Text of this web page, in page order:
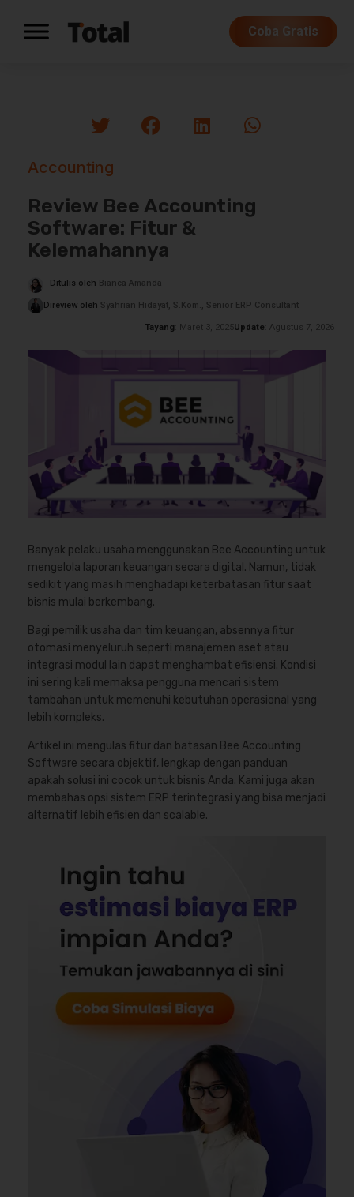
Coba Gratis
Accounting
Review Bee Accounting
Software: Fitur &
Kelemahannya
Ditulis oleh Bianca Amanda
Direview oleh Syahrian Hidayat, S.Kom., Senior ERP Consultant
Tayang : Maret 3, 2025Update : Agustus 7, 2026
Banyak pelaku usaha menggunakan Bee Accounting untuk
mengelola laporan keuangan secara digital. Namun, tidak
sedikit yang masih menghadapi keterbatasan fitur saat
bisnis mulai berkembang.
Bagi pemilik usaha dan tim keuangan, absennya fitur
otomasi menyeluruh seperti manajemen aset atau
integrasi modul lain dapat menghambat efisiensi. Kondisi
ini sering kali memaksa pengguna mencari sistem
tambahan untuk memenuhi kebutuhan operasional yang
lebih kompleks.
Artikel ini mengulas fitur dan batasan Bee Accounting
Software secara objektif, lengkap dengan panduan
apakah solusi ini cocok untuk bisnis Anda. Kami juga akan
membahas opsi sistem ERP terintegrasi yang bisa menjadi
alternatif lebih efisien dan scalable.